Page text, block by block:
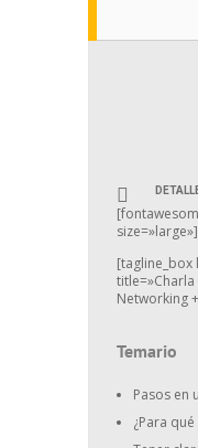
size=»large»]
[tagline_box
Networking
Temario
Pasos en
¿Para